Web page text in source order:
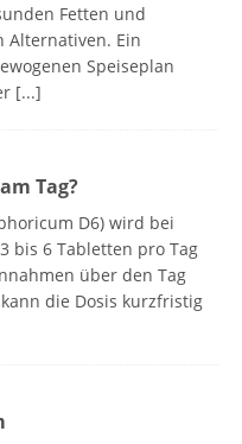
Fetten und
Alternativen. Ein
Speiseplan
[...]
Tag?
D6) wird bei
bis 6 Tabletten pro Tag
über den Tag
die Dosis kurzfristig